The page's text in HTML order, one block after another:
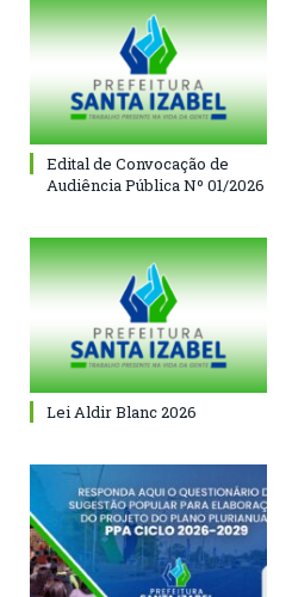
Edital de Convocação de
Audiência Pública Nº 01/2026
Lei Aldir Blanc 2026